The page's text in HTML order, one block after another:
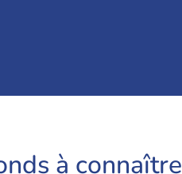
à connaître